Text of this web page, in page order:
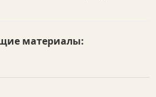
материалы: